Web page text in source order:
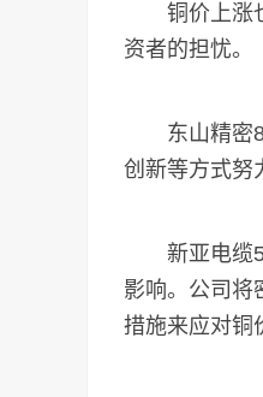
铜价上涨也
资者的担忧。
东山精密8
创新等方式努
新亚电缆5
影响。公司将
措施来应对铜